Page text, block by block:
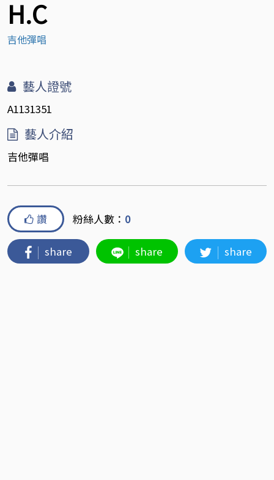
H.C
吉他彈唱
藝人證號
A1131351
藝人介紹
吉他彈唱
讚 粉絲人數： 0
share share share